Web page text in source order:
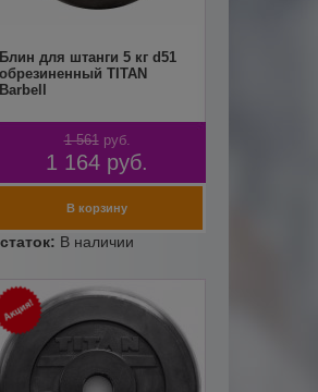
Блин для штанги 5 кг d51
обрезиненный TITAN
Barbell
1 561 руб.
1 164 руб.